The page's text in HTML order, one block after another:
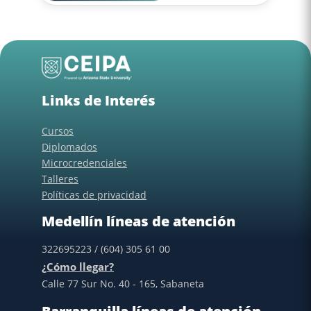
Links de Interés
Cursos
Diplomados
Microcredenciales
Talleres
Políticas de privacidad
Medellín líneas de atención
322695223 / (604) 305 61 00
¿Cómo llegar?
Calle 77 Sur No. 40 - 165, Sabaneta